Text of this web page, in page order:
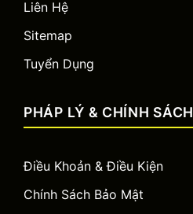
Liên Hệ
Sitemap
Tuyển Dụng
PHÁP LÝ & CHÍNH SÁCH
Điều Khoản & Điều Kiện
Chính Sách Bảo Mật